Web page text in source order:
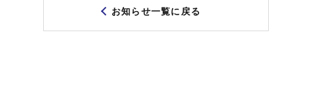
お知らせ一覧に戻る